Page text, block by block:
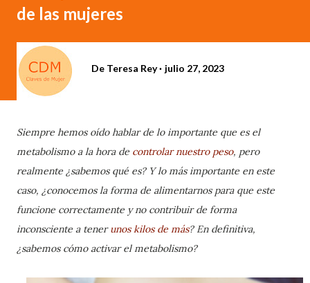
de las mujeres
De Teresa Rey julio 27, 2023
Siempre hemos oído hablar de lo importante que es el
metabolismo a la hora de controlar nuestro peso, pero
realmente ¿sabemos qué es? Y lo más importante en este
caso, ¿conocemos la forma de alimentarnos para que este
funcione correctamente y no contribuir de forma
inconsciente a tenerunos kilos de más? En definitiva,
¿sabemos cómo activar el metabolismo?